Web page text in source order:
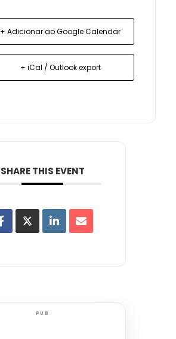
+ Adicionar ao Google Calendar
+ iCal / Outlook export
SHARE THIS EVENT
PUB